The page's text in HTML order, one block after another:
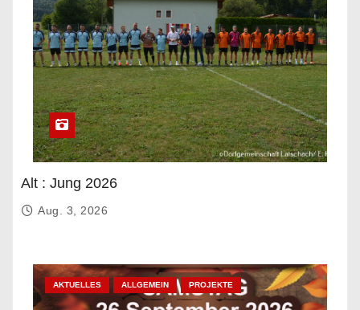
Alt : Jung 2026
Aug. 3, 2026
AKTUELLES ALLGEMEIN PROJEKTE